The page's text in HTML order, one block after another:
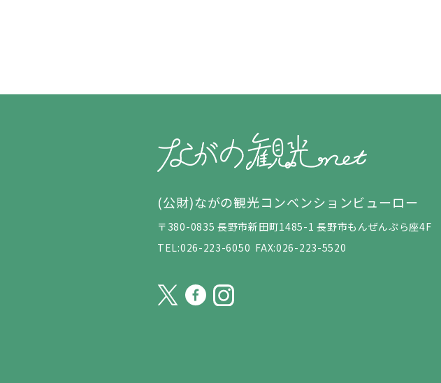
(公財)ながの観光コンベンションビューロー
〒380-0835 長野市新田町1485-1 長野市もんぜんぷら座4F
TEL:026-223-6050 FAX:026-223-5520